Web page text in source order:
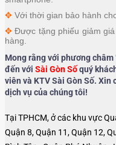
✥ Với thời gian bảo hành
✥ Được tặng phiếu giảm
hàng.
Mong rằng với phương châm
đến với Sài Gòn Sốquý
viên và KTV Sài Gòn Số.
dịch vụ của chúng tôi!
Tại TPHCM, ở các khu vực
Quận 8, Quận 11, Quận 12,